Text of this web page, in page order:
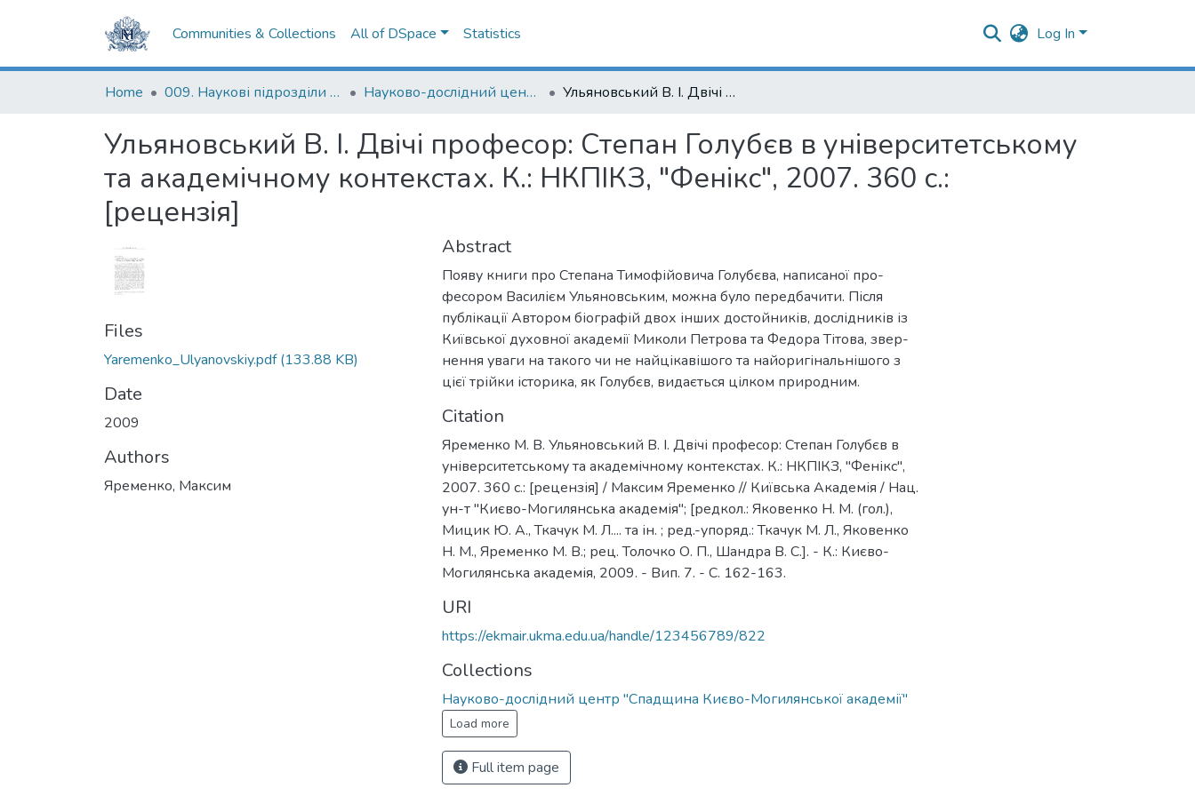
Communities & Collections All of DSpace Statistics Log In
Home 009. Наукові підрозділи НаУКМА Науково-дослідний центр "Спадщина Києво-Могилянської академії" Ульяновський В. І. Двічі професор: Степан Голубєв в університетському та академічному контекстах. К.: НКПІКЗ, "Фенікс", 2007. 360 с.: [рецензія]
Ульяновський В. І. Двічі професор: Степан Голубєв в університетському
та академічному контекстах. К.: НКПІКЗ, "Фенікс", 2007. 360 с.:
[рецензія]
Files
Yaremenko_Ulyanovskiy.pdf(133.88 KB)
Date
2009
Authors
Яременко, Максим
Abstract
Появу книги про Степана Тимофійовича Голубєва, написаної про­
фесором Василієм Ульяновським, можна було передбачити. Після
публікації Автором біографій двох інших достойників, дослідників із
Київської духовної академії Миколи Петрова та Федора Тітова, звер­
нення уваги на такого чи не найцікавішого та найоригінальнішого з
цієї трійки історика, як Голубєв, видається цілком природним.
Citation
Яременко М. В. Ульяновський В. І. Двічі професор: Степан Голубєв в
університетському та академічному контекстах. К.: НКПІКЗ, "Фенікс",
2007. 360 с.: [рецензія] / Максим Яременко // Київська Академія / Нац.
ун-т "Києво-Могилянська академія"; [редкол.: Яковенко Н. М. (гол.),
Мицик Ю. А., Ткачук М. Л.... та ін. ; ред.-упоряд.: Ткачук М. Л., Яковенко
Н. М., Яременко М. В.; рец. Толочко О. П., Шандра В. С.]. - К.: Києво-
Могилянська академія, 2009. - Вип. 7. - С. 162-163.
URI
https://ekmair.ukma.edu.ua/handle/123456789/822
Collections
Науково-дослідний центр "Спадщина Києво-Могилянської академії"
Load more
Full item page